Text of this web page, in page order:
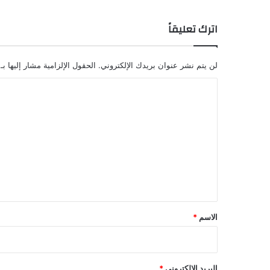
اترك تعليقاً
لن يتم نشر عنوان بريدك الإلكتروني. الحقول الإلزامية مشار إليها بـ
*
الاسم *
البريد الإلكتروني *